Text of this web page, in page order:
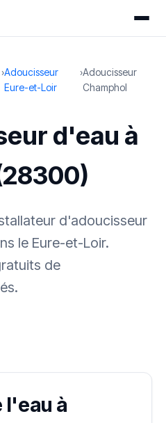
›Adoucisseur
Eure-et-Loir
›Adoucisseur
Champhol
d'eau à
d'adoucisseur
le Eure-et-Loir.
de
l'eau à